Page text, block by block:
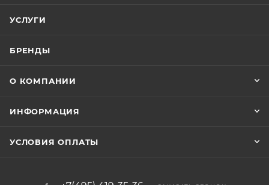
УСЛУГИ
БРЕНДЫ
О КОМПАНИИ
ИНФОРМАЦИЯ
УСЛОВИЯ ОПЛАТЫ